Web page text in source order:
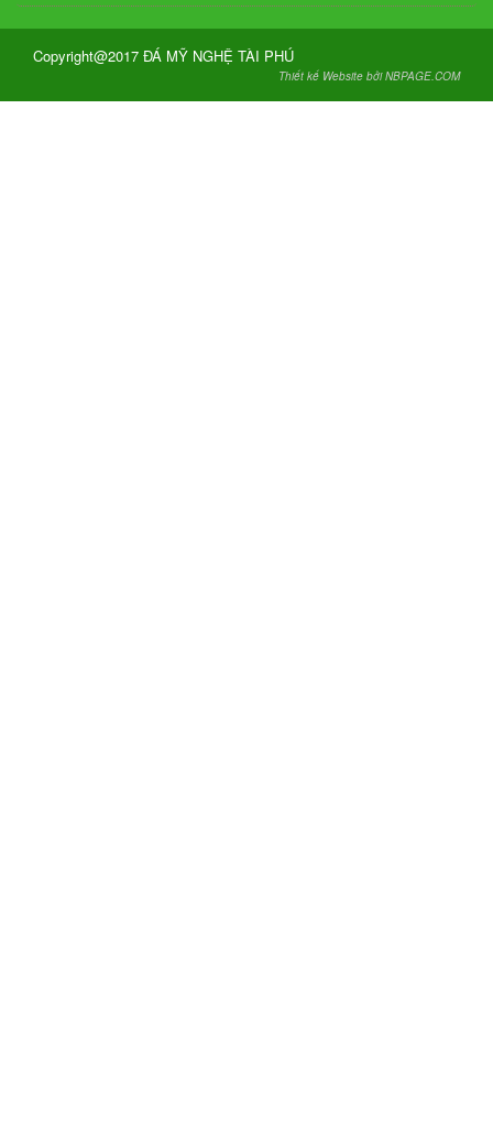
Copyright@2017 ĐÁ MỸ NGHỆ TÀI PHÚ
Thiết kế Website bởi NBPAGE.COM